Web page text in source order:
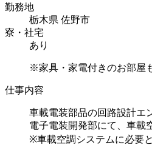
勤務地
栃木県 佐野市
寮・社宅
あり
※家具・家電付きのお部屋
仕事内容
車載電装部品の回路設計エ
電子電装開発部にて、車載
※車載空調システムに必要